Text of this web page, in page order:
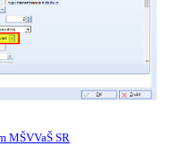
MŠVVaŠ SR